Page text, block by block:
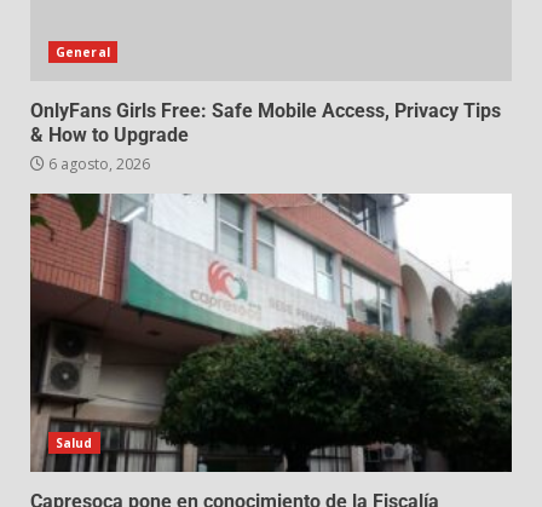
General
OnlyFans Girls Free: Safe Mobile Access, Privacy Tips
& How to Upgrade
6 agosto, 2026
Salud
Capresoca pone en conocimiento de la Fiscalía